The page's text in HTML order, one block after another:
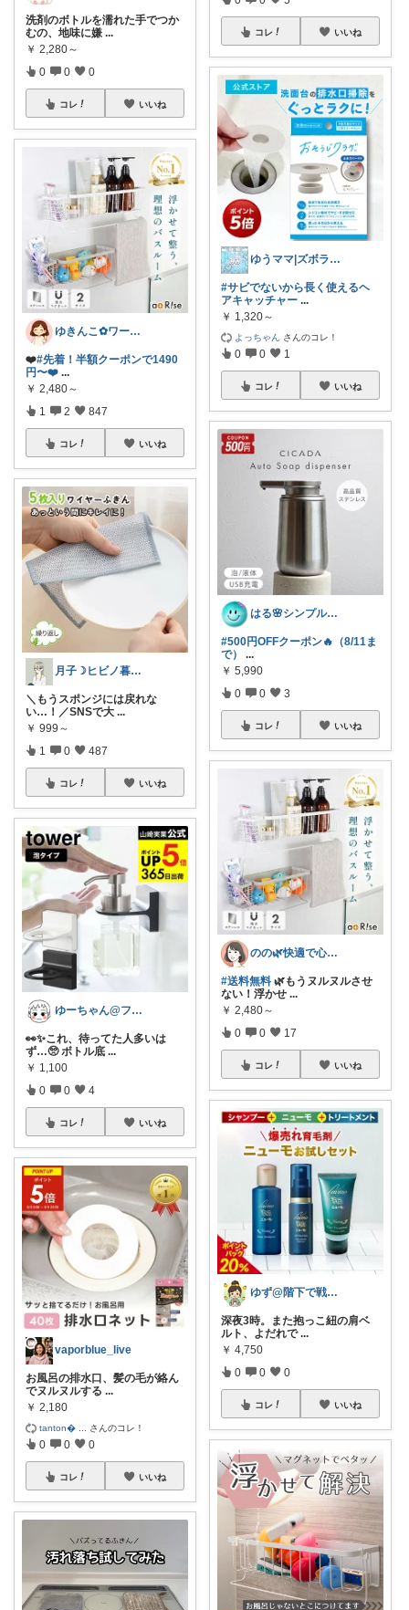
洗剤のボトルを濡れた手でつか
むの、地味に嫌 ...
￥ 2,280～
0 0 0
コレ いいね
ゆきんこ✿ワーママ時短アイテム✿
❤️#先着！半額クーポンで1490
円〜❤️ ...
￥ 2,480～
1 2 847
コレ いいね
月子☽ヒビノ暮らしレシピ
＼もうスポンジには戻れな
い…！／SNSで大 ...
￥ 999～
1 0 487
コレ いいね
ゆーちゃん@フォロワーさまから購入💕
👀✨これ、待ってた人多いは
ず…🥺 ボトル底 ...
￥ 1,100
0 0 4
コレ いいね
vaporblue_live
お風呂の排水口、髪の毛が絡ん
でヌルヌルする ...
￥ 2,180
tanton さんのコレ！
0 0 0
コレ いいね
コレ いいね
ゆうママ|ズボラ主婦|☺️
#サビでないから長く使えるヘ
アキャッチャー ...
￥ 1,320～
よっちゃん さんのコレ！
0 0 1
コレ いいね
はる🌸シンプル＆便利な暮らし
#500円OFFクーポン🔥（8/11ま
で）
...
￥ 5,990
0 0 3
コレ いいね
のの🌿快適で心地よい暮らし♡
#送料無料 🌿もうヌルヌルさせ
ない！浮かせ ...
￥ 2,480～
0 0 17
コレ いいね
ゆず@階下で戦う主婦
深夜3時。また抱っこ紐の肩ベ
ルト、よだれで ...
￥ 4,750
0 0 0
コレ いいね